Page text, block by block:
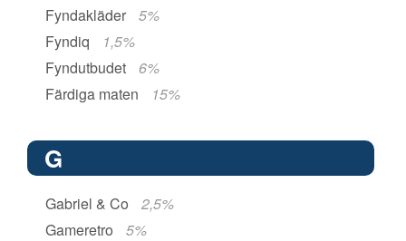
Fyndakläder
5%
Fyndiq
1,5%
Fyndutbudet
6%
Färdiga maten
15%
G
Gabriel & Co
2,5%
Gameretro
5%